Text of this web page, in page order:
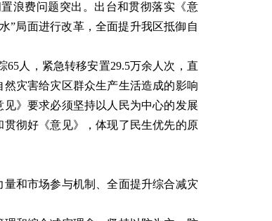
浪费问题突出。出台和贯彻落实《意
”局面进行改革，全面提升我区抵御自
人，紧急转移安置29.5万余人次，直
灾害给灾区群众生产生活造成的影响
》要求必须坚持以人民为中心的发展
彻好《意见》，体现了民生优先的原
和市场参与机制、全面提升综合减灾